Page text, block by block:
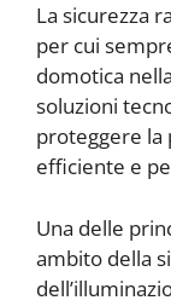
La sicurezza
per cui
domotica
soluzioni
proteggere la
efficiente e
Una delle
ambito della